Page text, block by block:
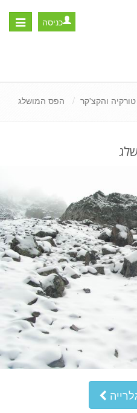
Toggle
כניסה
טורקיה והקצ'קר הפס המושלג